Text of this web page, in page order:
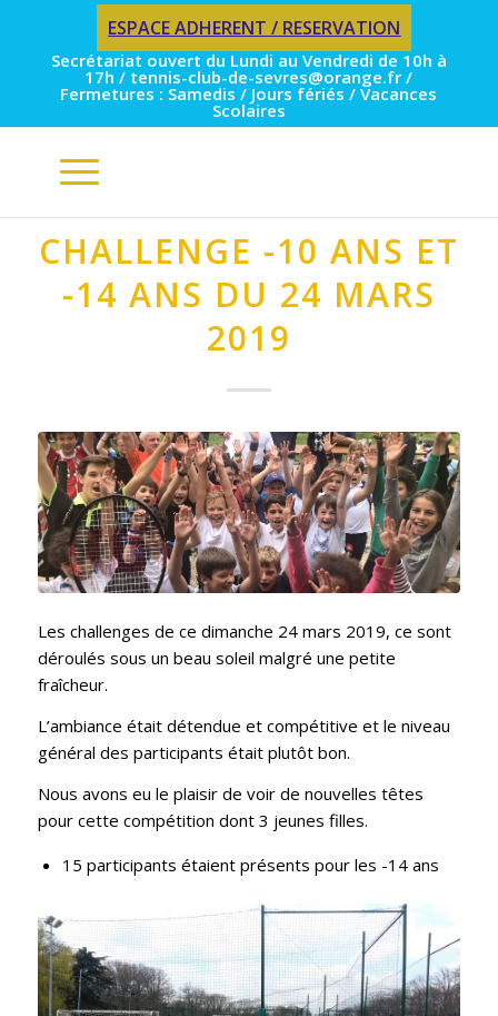
ESPACE ADHERENT / RESERVATION
Secrétariat ouvert du Lundi au Vendredi de 10h à
17h / tennis-club-de-sevres@orange.fr /
Fermetures : Samedis / Jours fériés / Vacances
Scolaires
CHALLENGE -10 ANS ET
-14 ANS DU 24 MARS
2019
Les challenges de ce dimanche 24 mars 2019, ce sont
déroulés sous un beau soleil malgré une petite
fraîcheur.
L’ambiance était détendue et compétitive et le niveau
général des participants était plutôt bon.
Nous avons eu le plaisir de voir de nouvelles têtes
pour cette compétition dont 3 jeunes filles.
15 participants étaient présents pour les -14 ans